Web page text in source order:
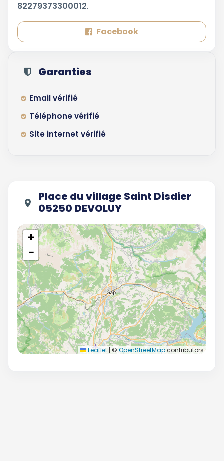
82279373300012.
Facebook
Garanties
Email vérifié
Téléphone vérifié
Site internet vérifié
Place du village Saint Disdier
05250 DEVOLUY
+
−
Leaflet | © OpenStreetMapcontributors